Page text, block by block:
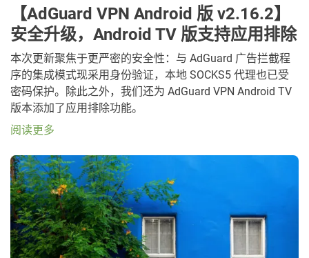
【AdGuard VPN Android 版 v2.16.2】
安全升级，Android TV 版支持应用排除
本次更新聚焦于更严密的安全性：与 AdGuard 广告拦截程
序的集成模式现采用身份验证，本地 SOCKS5 代理也已受
密码保护。除此之外，我们还为 AdGuard VPN Android TV
版本添加了应用排除功能。
阅读更多